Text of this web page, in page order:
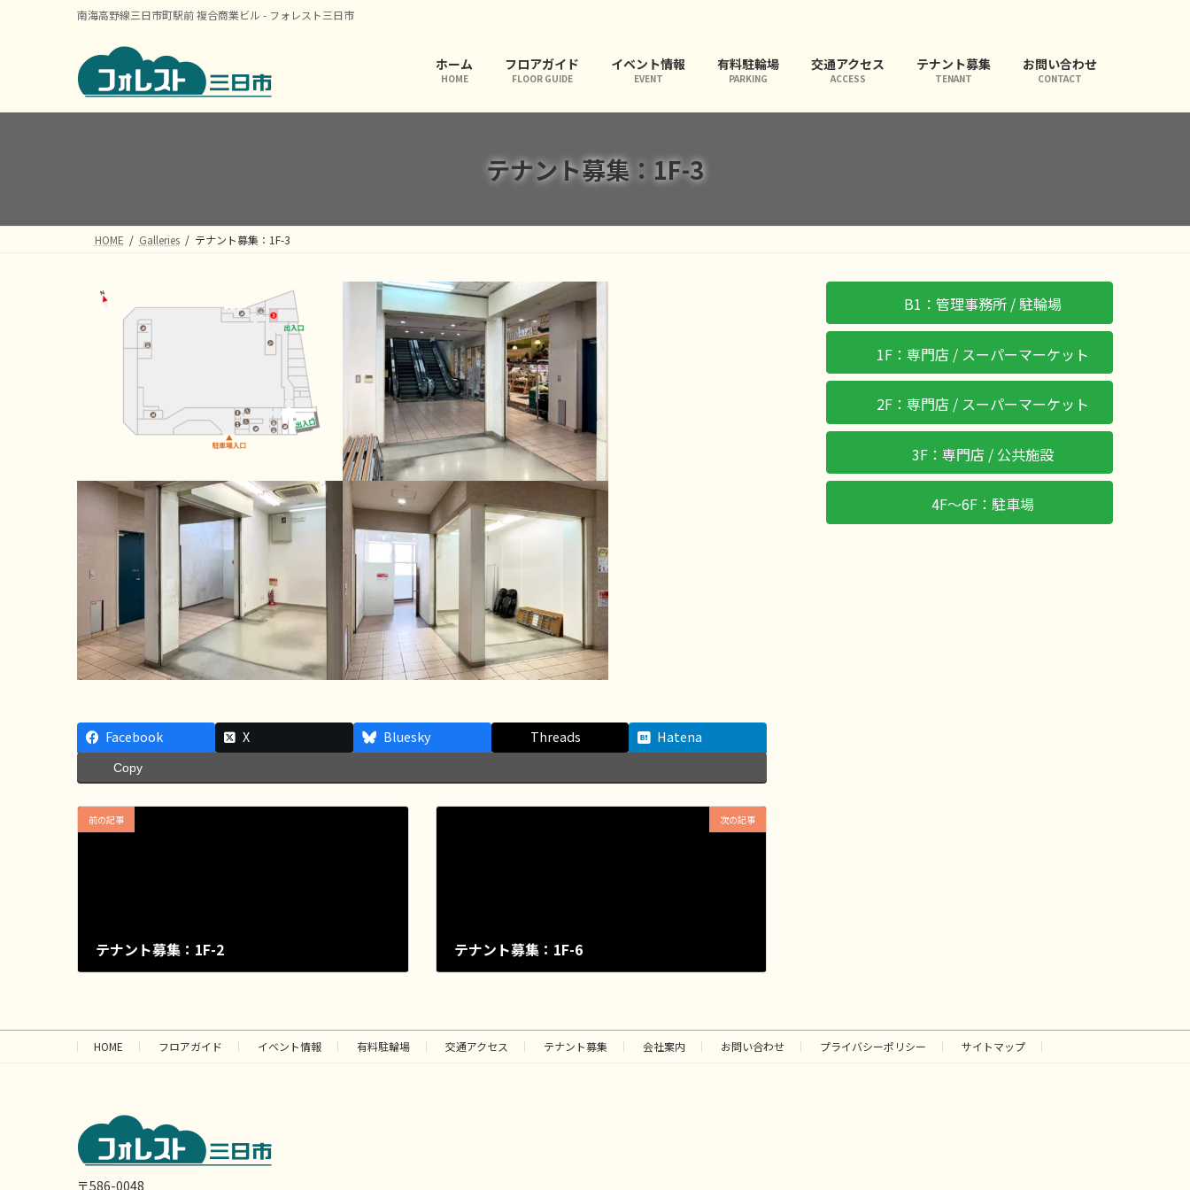
へ
ョ
南海高野線三日市町駅前 複合商業ビル - フォレスト三日市
ホーム
HOME
フロアガイド
FLOOR GUIDE
イベント情報
EVENT
有料駐輪場
PARKING
交通アクセス
ACCESS
テナント募集
TENANT
お問い合わせ
CONTACT
テナント募集：1F-3
HOME Galleries テナント募集：1F-3
Facebook X Bluesky Threads Hatena
Copy
前の記事
テナント募集：1F-2
次の記事
テナント募集：1F-6
B1：管理事務所 / 駐輪場
1F：専門店 / スーパーマーケット
2F：専門店 / スーパーマーケット
3F：専門店 / 公共施設
4F〜6F：駐車場
HOME フロアガイド イベント情報 有料駐輪場 交通アクセス テナント募集 会社案内 お問い合わせ プライバシーポリシー サイトマップ
〒586-0048